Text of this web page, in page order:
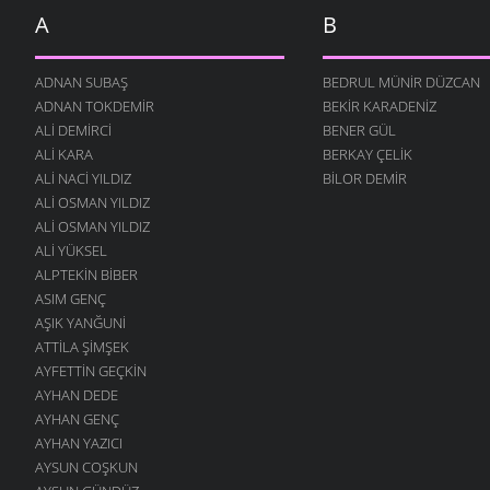
İNSANLIK
24 OCAK 2011
GELSIN -2
19 ARALIK 2010
ÇOCUĞUM
13 ARALIK 2010
SOR BILIRLER
12 ARALIK 2010
UTANSIN
5 ARALIK 2010
GELSIN
30 KASIM 2010
ÖĞRETMEN
22 KASIM 2010
DEĞIL MI?
22 KASIM 2010
AŞKI NEYLEYIM
A
ADNAN SUBAŞ
ADNAN TOKDEMIR
ALI DEMIRCI
ALI KARA
ALI NACI YILDIZ
ALI OSMAN YILDIZ
ALI OSMAN YILDIZ
ALI YÜKSEL
ALPTEKIN BIBER
ASIM GENÇ
AŞIK YANĞUNI
ATTILA ŞIMŞEK
AYFETTIN GEÇKIN
AYHAN DEDE
AYHAN GENÇ
AYHAN YAZICI
AYSUN COŞKUN
B
BEDRUL MÜNIR DÜZCAN
BEKIR KARADENIZ
BENER GÜL
BERKAY ÇELIK
BILOR DEMIR